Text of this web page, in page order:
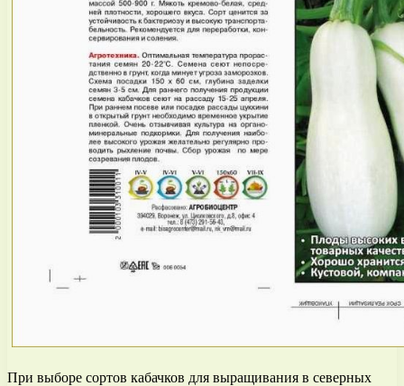
При выборе сортов кабачков для выращивания в северных